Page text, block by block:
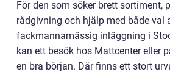
För den som söker brett sortiment,
rådgivning och hjälp med både val
fackmannamässig inläggning i
kan ett besök hos Mattcenter eller
en bra början. Där finns ett stort